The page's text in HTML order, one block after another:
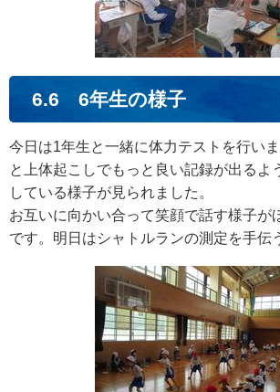
6.6 6年生の様子
今日は1年生と一緒に体力テストを行い
と上体起こしでもっと良い記録が出るよ
している様子が見られました。
お互いに向かい合って笑顔で話す様子が
です。明日はシャトルランの測定を手伝